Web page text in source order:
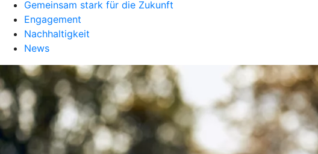
Gemeinsam stark für die Zukunft
Engagement
Nachhaltigkeit
News